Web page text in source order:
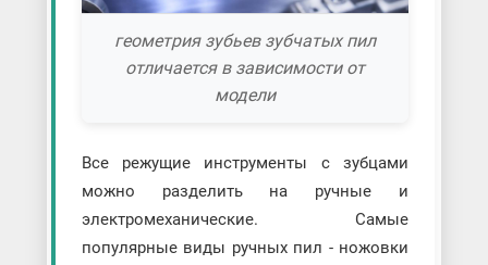
геометрия зубьев зубчатых пил
отличается в зависимости от
модели
Все режущие инструменты с зубцами
можно разделить на ручные и
электромеханические. Самые
популярные виды ручных пил - ножовки